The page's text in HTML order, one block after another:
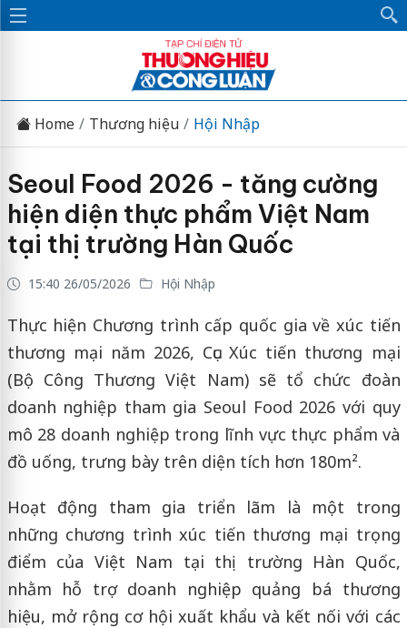
Home Thương hiệu Hội Nhập
Seoul Food 2026 - tăng cường
hiện diện thực phẩm Việt Nam
tại thị trường Hàn Quốc
15:40 26/05/2026 Hội Nhập
Thực hiện Chương trình cấp quốc gia về xúc tiến
thương mại năm 2026, Cục Xúc tiến thương mại
(Bộ Công Thương Việt Nam) sẽ tổ chức đoàn
doanh nghiệp tham gia Seoul Food 2026 với quy
mô 28 doanh nghiệp trong lĩnh vực thực phẩm và
đồ uống, trưng bày trên diện tích hơn 180m².
Hoạt động tham gia triển lãm là một trong
những chương trình xúc tiến thương mại trọng
điểm của Việt Nam tại thị trường Hàn Quốc,
nhằm hỗ trợ doanh nghiệp quảng bá thương
hiệu, mở rộng cơ hội xuất khẩu và kết nối với các